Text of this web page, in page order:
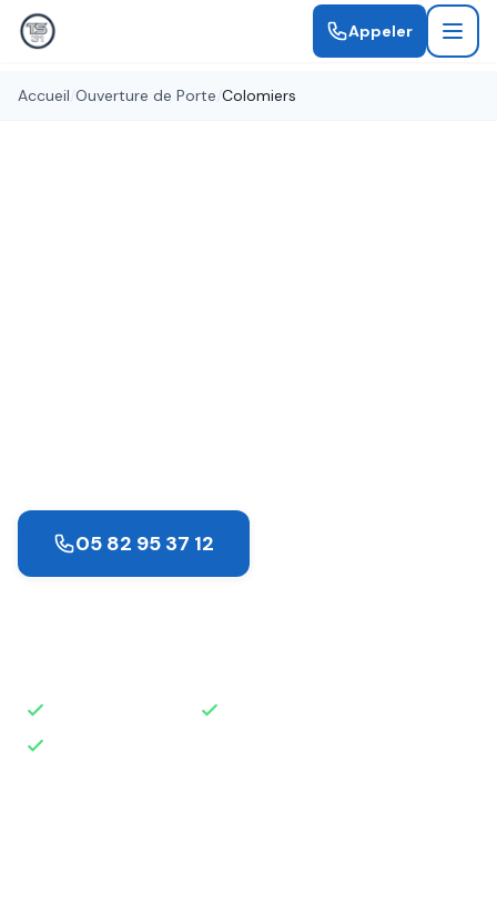
Appeler
Accueil Ouverture de Porte Colomiers
05 82 95 37 12